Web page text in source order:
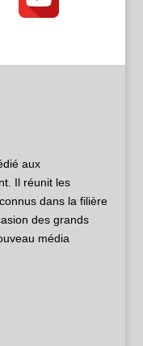
aux
Il réunit les
dans la filière
des grands
média